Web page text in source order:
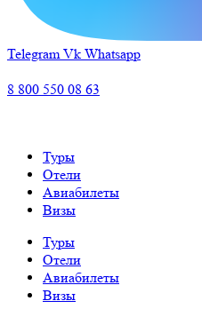
Telegram Vk Whatsapp
8 800 550 08 63
Туры
Отели
Авиабилеты
Визы
Туры
Отели
Авиабилеты
Визы